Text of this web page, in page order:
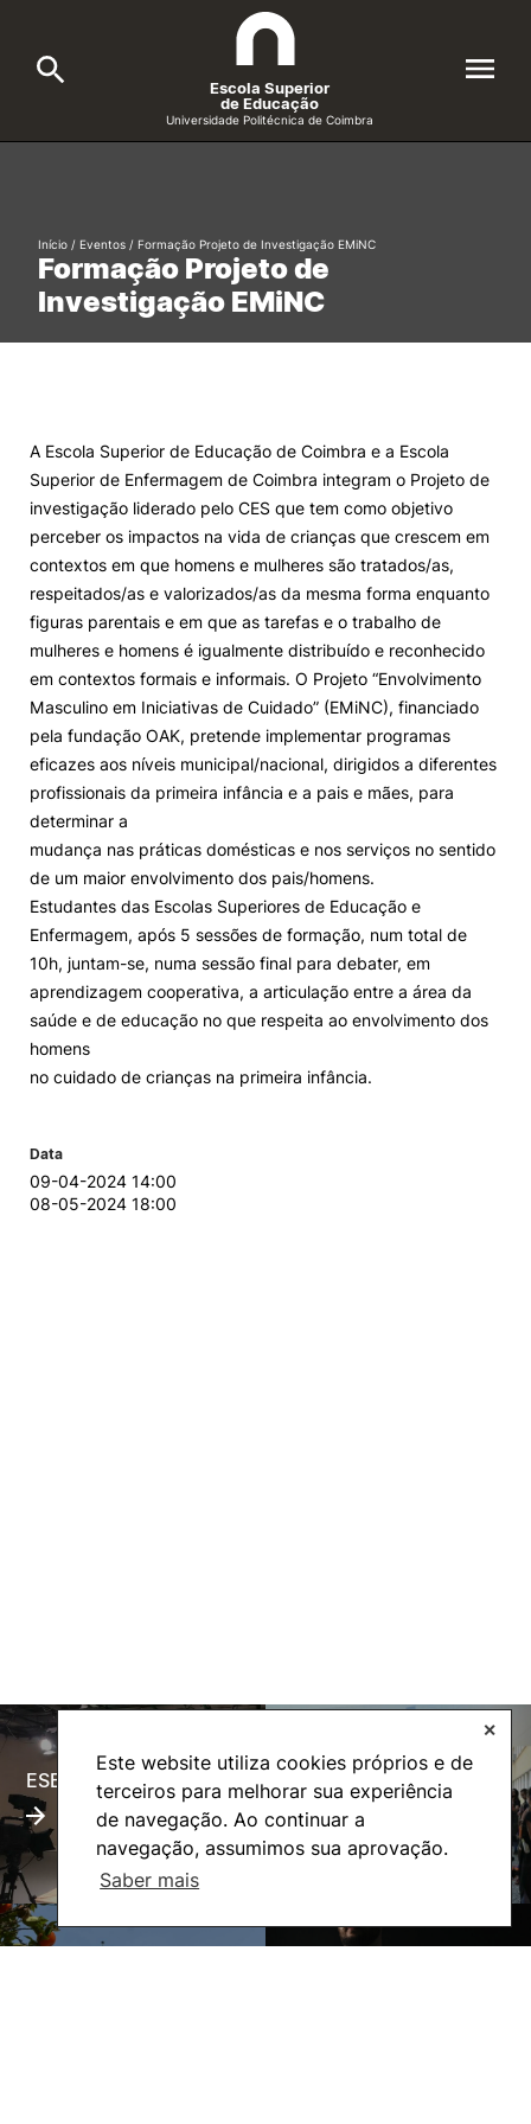
Este website utiliza cookies próprios e de
terceiros para melhorar sua experiência
de navegação. Ao continuar a
navegação, assumimos sua aprovação.
Saber mais
✕
Cursos
Candidatos
Investigação e Projetos
Alunos
Knowledge Factory
Candidaturas
Elogio / Sugestão / Reclamação Contactos Denúncias
©2026 Instituto Politécnico de Coimbra. Todos os direitos reservados.
Escola Superior
de Educação
Universidade Politécnica de Coimbra
Formative Offer
Formação Projeto de
Investigação EMiNC
Início / Eventos / Formação Projeto de Investigação EMiNC
A Escola Superior de Educação de Coimbra e a Escola
Superior de Enfermagem de Coimbra integram o Projeto de
investigação liderado pelo CES que tem como objetivo
perceber os impactos na vida de crianças que crescem em
contextos em que homens e mulheres são tratados/as,
respeitados/as e valorizados/as da mesma forma enquanto
figuras parentais e em que as tarefas e o trabalho de
mulheres e homens é igualmente distribuído e reconhecido
em contextos formais e informais. O Projeto “Envolvimento
Masculino em Iniciativas de Cuidado” (EMiNC), financiado
pela fundação OAK, pretende implementar programas
eficazes aos níveis municipal/nacional, dirigidos a diferentes
profissionais da primeira infância e a pais e mães, para
determinar a
mudança nas práticas domésticas e nos serviços no sentido
de um maior envolvimento dos pais/homens.
Estudantes das Escolas Superiores de Educação e
Enfermagem, após 5 sessões de formação, num total de
10h, juntam-se, numa sessão final para debater, em
aprendizagem cooperativa, a articulação entre a área da
saúde e de educação no que respeita ao envolvimento dos
homens
no cuidado de crianças na primeira infância.
Data
09-04-2024 14:00
08-05-2024 18:00
ESECTV Alumni